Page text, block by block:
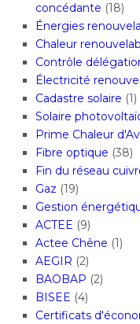
concédante (18)
Énergies
Chaleur
Contrôle
Électricité
Cadastre solaire (1)
Solaire
Prime Chaleur
Fibre optique (38)
Fin du réseau
Gaz (19)
Gestion
ACTEE (9)
Actee Chêne (1)
AEGIR (2)
BAOBAP (2)
BISEE (4)
Certificats